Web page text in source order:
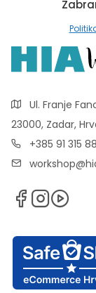
Ul. Franje
23000, Zadar,
+385 91 315